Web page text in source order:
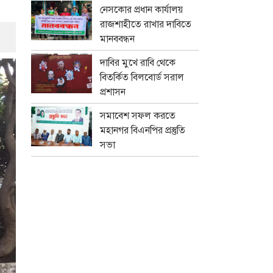
নেসকোর প্রধান কার্যালয়
রাজশাহীতে রাখার দাবিতে
মানববন্ধন
দাবির মুখে রাবি থেকে
বিতর্কিত বিলবোর্ড সরাল
প্রশাসন
সমাবেশ সফল করতে
মহানগর বিএনপির প্রস্তুতি
সভা